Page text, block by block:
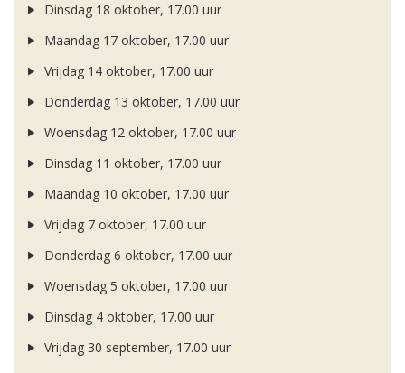
Dinsdag 18 oktober, 17.00 uur
Maandag 17 oktober, 17.00 uur
Vrijdag 14 oktober, 17.00 uur
Donderdag 13 oktober, 17.00 uur
Woensdag 12 oktober, 17.00 uur
Dinsdag 11 oktober, 17.00 uur
Maandag 10 oktober, 17.00 uur
Vrijdag 7 oktober, 17.00 uur
Donderdag 6 oktober, 17.00 uur
Woensdag 5 oktober, 17.00 uur
Dinsdag 4 oktober, 17.00 uur
Vrijdag 30 september, 17.00 uur